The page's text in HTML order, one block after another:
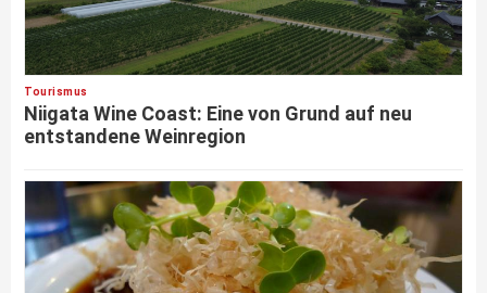
Tourismus
Niigata Wine Coast: Eine von Grund auf neu
entstandene Weinregion